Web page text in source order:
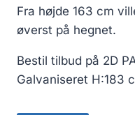
Fra højde 163 cm
øverst på hegnet.
Bestil tilbud på 2D
Galvaniseret H:183